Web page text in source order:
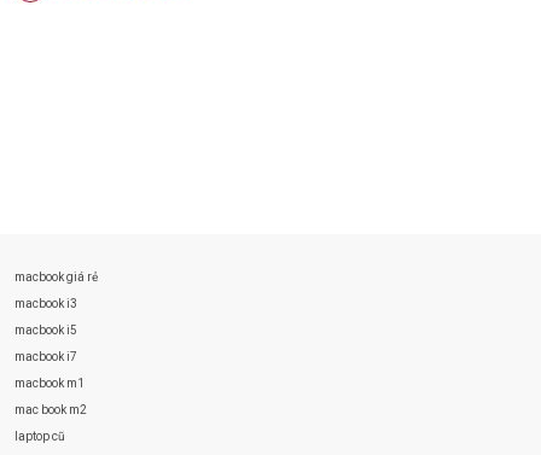
macbook giá rẻ
macbook i3
macbook i5
macbook i7
macbook m1
mac book m2
laptop cũ